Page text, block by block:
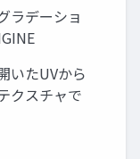
ラデーショ
いたUVから
クスチャで